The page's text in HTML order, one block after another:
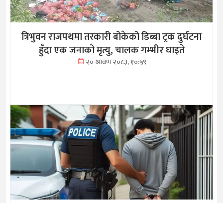
त्रिभुवन राजपथमा तरकारी बोकेको डिब्बा ट्रक दुर्घटना
हुँदा एक जनाको मृत्यु, चालक गम्भीर घाइते
२० श्रावण २०८३, १०:५९